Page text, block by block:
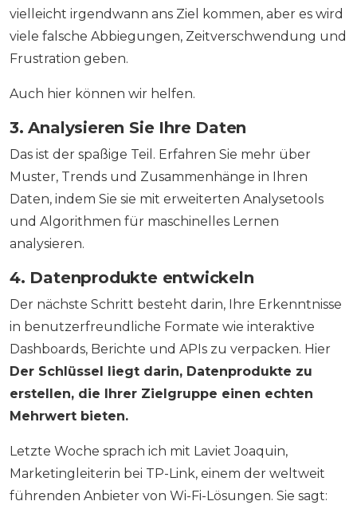
vielleicht irgendwann ans Ziel kommen, aber es wird
viele falsche Abbiegungen, Zeitverschwendung und
Frustration geben.
Auch hier können wir helfen.
3. Analysieren Sie Ihre Daten
Das ist der spaßige Teil. Erfahren Sie mehr über
Muster, Trends und Zusammenhänge in Ihren
Daten, indem Sie sie mit erweiterten Analysetools
und Algorithmen für maschinelles Lernen
analysieren.
4. Datenprodukte entwickeln
Der nächste Schritt besteht darin, Ihre Erkenntnisse
in benutzerfreundliche Formate wie interaktive
Dashboards, Berichte und APIs zu verpacken. Hier
Der Schlüssel liegt darin, Datenprodukte zu
erstellen, die Ihrer Zielgruppe einen echten
Mehrwert bieten.
Letzte Woche sprach ich mit Laviet Joaquin,
Marketingleiterin bei TP-Link, einem der weltweit
führenden Anbieter von Wi-Fi-Lösungen. Sie sagt: